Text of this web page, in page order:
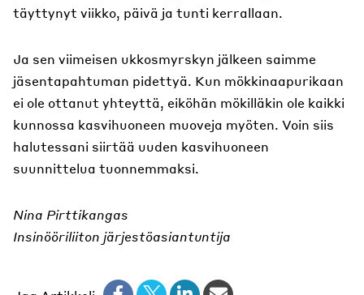
täyttynyt viikko, päivä ja tunti kerrallaan.
Ja sen viimeisen ukkosmyrskyn jälkeen saimme
jäsentapahtuman pidettyä. Kun mökkinaapurikaan
ei ole ottanut yhteyttä, eiköhän mökilläkin ole kaikki
kunnossa kasvihuoneen muoveja myöten. Voin siis
halutessani siirtää uuden kasvihuoneen
suunnittelua tuonnemmaksi.
Nina Pirttikangas
Insinööriliiton järjestöasiantuntija